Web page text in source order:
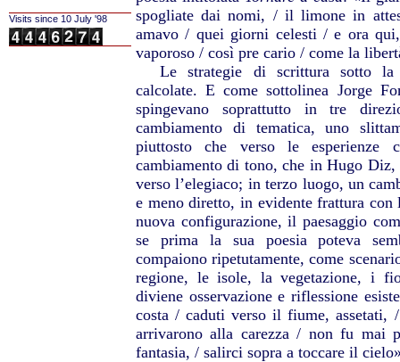
Visits since 10 July '98
spogliate dai nomi, / il limone in
amavo / quei giorni celesti / e ora
vaporoso / così pre cario / come la
Le strategie di scrittura sotto la
calcolate. E come sottolinea Jorge
spingevano soprattutto in tre
cambiamento di tematica, uno
piuttosto che verso le esperienze
cambiamento di tono, che in Hugo Diz,
verso l’elegiaco; in terzo luogo, un
e meno diretto, in evidente frattura con
nuova configurazione, il paesaggio
se prima la sua poesia poteva
compaiono ripetutamente, come
regione, le isole, la vegetazione, i
diviene osservazione e riflessione
costa / caduti verso il fiume, assetati,
arrivarono alla carezza / non fu mai
fantasia, / salirci sopra a toccare il